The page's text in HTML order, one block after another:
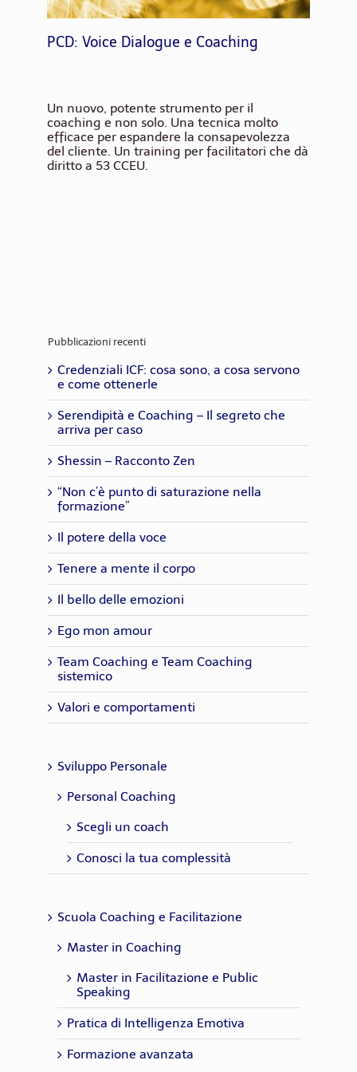
PCD: Voice Dialogue e Coaching
Un nuovo, potente strumento per il
coaching e non solo. Una tecnica molto
efficace per espandere la consapevolezza
del cliente. Un training per facilitatori che dà
diritto a 53 CCEU.
Pubblicazioni recenti
Credenziali ICF: cosa sono, a cosa servono
e come ottenerle
Serendipità e Coaching – Il segreto che
arriva per caso
Shessin – Racconto Zen
“Non c’è punto di saturazione nella
formazione”
Il potere della voce
Tenere a mente il corpo
Il bello delle emozioni
Ego mon amour
Team Coaching e Team Coaching
sistemico
Valori e comportamenti
Sviluppo Personale
Personal Coaching
Scegli un coach
Conosci la tua complessità
Scuola Coaching e Facilitazione
Master in Coaching
Master in Facilitazione e Public
Speaking
Pratica di Intelligenza Emotiva
Formazione avanzata